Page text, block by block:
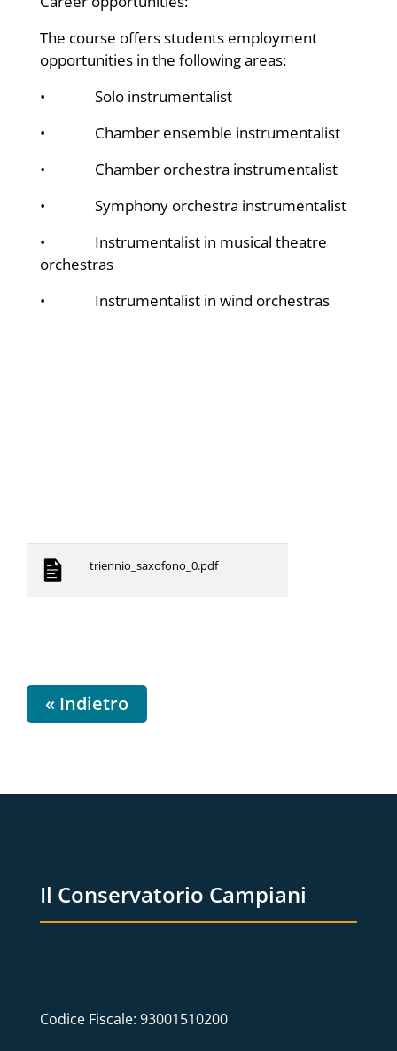
The course offers students employment
opportunities in the following areas:
• Solo instrumentalist
• Chamber ensemble instrumentalist
• Chamber orchestra instrumentalist
• Symphony orchestra instrumentalist
• Instrumentalist in musical theatre
orchestras
• Instrumentalist in wind orchestras
triennio_saxofono_0.pdf
« Indietro
Il Conservatorio Campiani
Codice Fiscale: 93001510200